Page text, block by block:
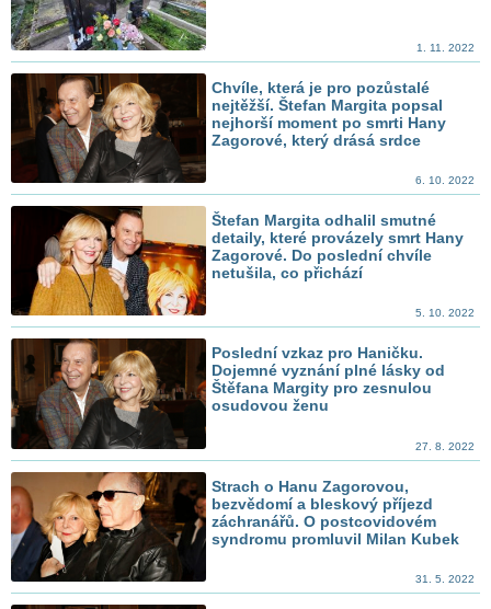
1. 11. 2022
Chvíle, která je pro pozůstalé
nejtěžší. Štefan Margita popsal
nejhorší moment po smrti Hany
Zagorové, který drásá srdce
6. 10. 2022
Štefan Margita odhalil smutné
detaily, které provázely smrt Hany
Zagorové. Do poslední chvíle
netušila, co přichází
5. 10. 2022
Poslední vzkaz pro Haničku.
Dojemné vyznání plné lásky od
Štěfana Margity pro zesnulou
osudovou ženu
27. 8. 2022
Strach o Hanu Zagorovou,
bezvědomí a bleskový příjezd
záchranářů. O postcovidovém
syndromu promluvil Milan Kubek
31. 5. 2022